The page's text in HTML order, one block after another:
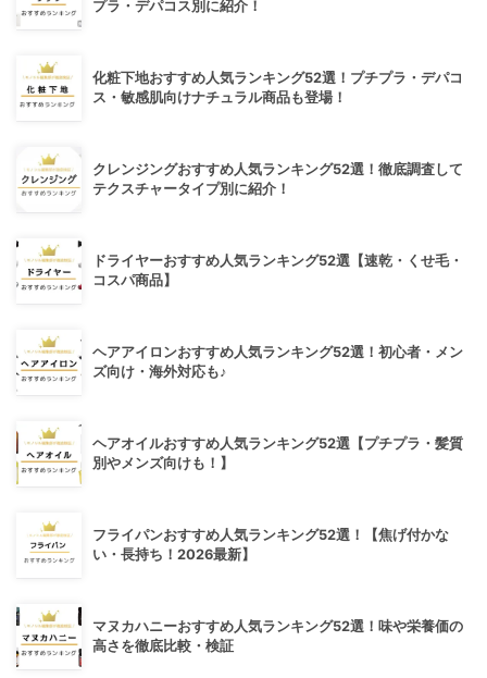
プラ・デパコス別に紹介！
化粧下地おすすめ人気ランキング52選！プチプラ・デパコ
ス・敏感肌向けナチュラル商品も登場！
クレンジングおすすめ人気ランキング52選！徹底調査して
テクスチャータイプ別に紹介！
ドライヤーおすすめ人気ランキング52選【速乾・くせ毛・
コスパ商品】
ヘアアイロンおすすめ人気ランキング52選！初心者・メン
ズ向け・海外対応も♪
ヘアオイルおすすめ人気ランキング52選【プチプラ・髪質
別やメンズ向けも！】
フライパンおすすめ人気ランキング52選！【焦げ付かな
い・長持ち！2026最新】
マヌカハニーおすすめ人気ランキング52選！味や栄養価の
高さを徹底比較・検証